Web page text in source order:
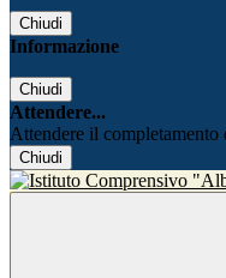
Chiudi
Informazione
Chiudi
Attendere...
Attendere il completamento
Chiudi